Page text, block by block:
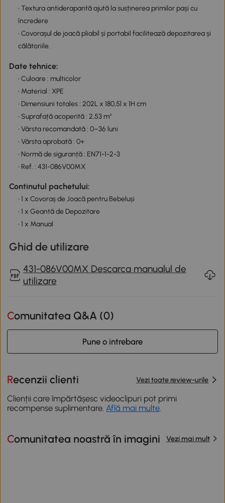
• Textura antiderapantă ajută la susținerea primilor pași cu
încredere
• Covorașul de joacă pliabil și portabil facilitează depozitarea și
călătoriile.
Date tehnice:
• Culoare : multicolor
• Material : XPE
• Dimensiuni totales : 202L x 180,5l x 1H cm
• Suprafață acoperită : 2,53 m²
• Vârsta recomandată : 0–36 luni
• Vârsta aprobată : 0+
• Normă de siguranță : EN71-1-2-3
• Ref. : 431-086V00MX
Continutul pachetului:
• 1 x Covoraș de Joacă pentru Bebeluși
• 1 x Geantă de Depozitare
• 1 x Manual
Ghid de utilizare
431-086V00MX Descarca manualul de
utilizare
Comunitatea Q&A (0)
Pune o intrebare
Recenzii clienti Vezi toate review-urile
Clienții care împărtășesc videoclipuri pot primi
recompense suplimentare. Află mai multe
Comunitatea noastră în imagini Vezi mai mult